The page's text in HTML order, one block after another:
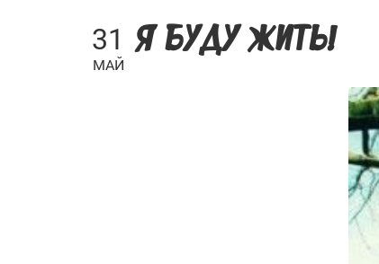
31
МАЙ
Я БУДУ ЖИТЬ!